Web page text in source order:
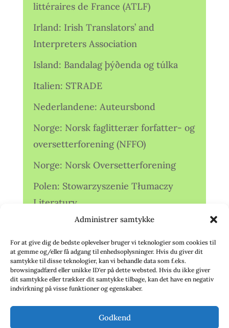
Administrer samtykke
For at give dig de bedste oplevelser bruger vi teknologier som cookies til
at gemme og/eller få adgang til enhedsoplysninger. Hvis du giver dit
samtykke til disse teknologier, kan vi behandle data som f.eks.
browsingadfærd eller unikke ID'er på dette websted. Hvis du ikke giver
dit samtykke eller trækker dit samtykke tilbage, kan det have en negativ
indvirkning på visse funktioner og egenskaber.
Godkend
littéraires de France (ATLF)
Irland: Irish Translators’ and
Interpreters Association
Island: Bandalag þýðenda og túlka
Italien: STRADE
Nederlandene: Auteursbond
Norge: Norsk faglitterær forfatter- og
oversetterforening (NFFO)
Norge: Norsk Oversetterforening
Polen: Stowarzyszenie Tłumaczy
Literatury
Storbritannien: Translators
Association (TA)
Sverige: Översättarsektionen (Ö.)
Sverige: Översättarcentrum (ÖC)
deutschsprachiger Übersetzer (VdÜ)